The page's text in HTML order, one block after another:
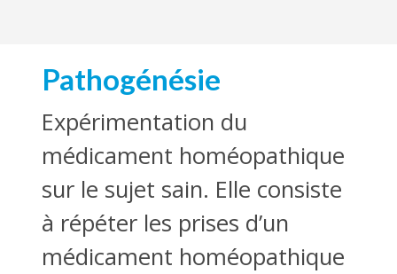
Pathogénésie
Expérimentation du
médicament homéopathique
sur le sujet sain. Elle consiste
à répéter les prises d’un
médicament homéopathique